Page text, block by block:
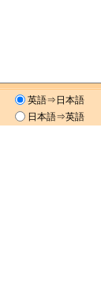
英語⇒日本語
日本語⇒英語